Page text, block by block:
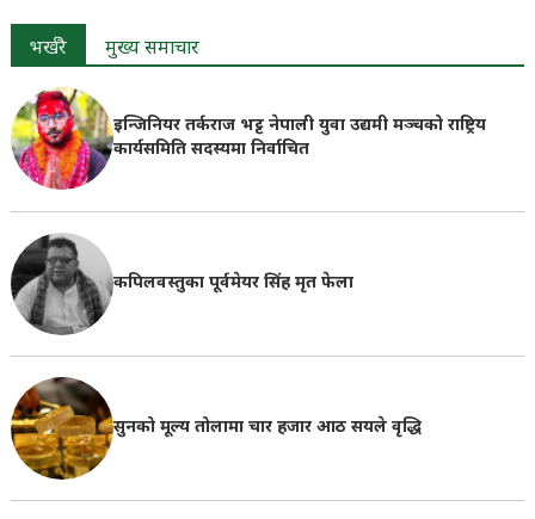
भर्खरै मुख्य समाचार
इन्जिनियर तर्कराज भट्ट नेपाली युवा उद्यमी मञ्चको राष्ट्रिय
कार्यसमिति सदस्यमा निर्वाचित
कपिलवस्तुका पूर्वमेयर सिंह मृत फेला
सुनको मूल्य तोलामा चार हजार आठ सयले वृद्धि